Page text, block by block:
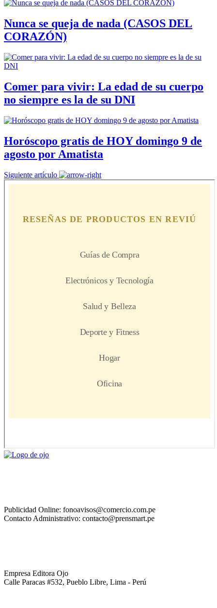
Nunca se queja de nada (CASOS DEL
CORAZÓN)
Comer para vivir: La edad de su cuerpo
no siempre es la de su DNI
Horóscopo gratis de HOY domingo 9 de
agosto por Amatista
Siguiente artículo
Publicidad Online: fonoavisos@comercio.com.pe
Contacto Administrativo: contacto@prensmart.pe
Empresa Editora Ojo
Calle Paracas #532, Pueblo Libre, Lima - Perú